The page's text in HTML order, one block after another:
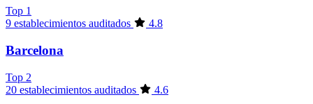
Top 1
9 establecimientos auditados
4.8
Barcelona
Top 2
20 establecimientos auditados
4.6